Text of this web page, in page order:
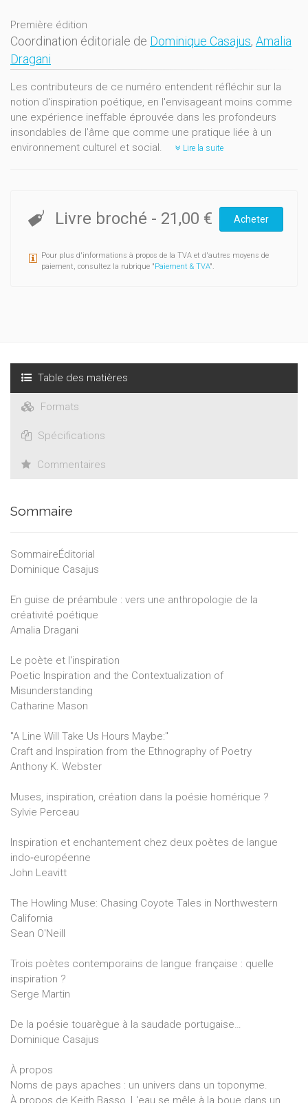
Première édition
Coordination éditoriale de Dominique Casajus, Amalia
Dragani
Les contributeurs de ce numéro entendent réfléchir sur la
notion d'inspiration poétique, en l'envisageant moins comme
une expérience ineffable éprouvée dans les profondeurs
insondables de l’âme que comme une pratique liée à un
environnement culturel et social.
Lire la suite
Livre broché - 21,00 € Acheter
Pour plus d'informations à propos de la TVA et d'autres moyens de
paiement, consultez la rubrique "Paiement & TVA".
Table des matières
Formats
Spécifications
Commentaires
Sommaire
SommaireÉditorial
Dominique Casajus
En guise de préambule : vers une anthropologie de la
créativité poétique
Amalia Dragani
Le poète et l'inspiration
Poetic Inspiration and the Contextualization of
Misunderstanding
Catharine Mason
"A Line Will Take Us Hours Maybe:"
Craft and Inspiration from the Ethnography of Poetry
Anthony K. Webster
Muses, inspiration, création dans la poésie homérique ?
Sylvie Perceau
Inspiration et enchantement chez deux poètes de langue
indo‑européenne
John Leavitt
The Howling Muse: Chasing Coyote Tales in Northwestern
California
Sean O'Neill
Trois poètes contemporains de langue française : quelle
inspiration ?
Serge Martin
De la poésie touarègue à la saudade portugaise…
Dominique Casajus
À propos
Noms de pays apaches : un univers dans un toponyme.
À propos de Keith Basso, L'eau se mêle à la boue dans un